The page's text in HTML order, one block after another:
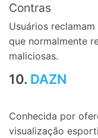
Contras
Usuários
que normalmente
maliciosas.
10. DAZN
Conhecida por
visualização